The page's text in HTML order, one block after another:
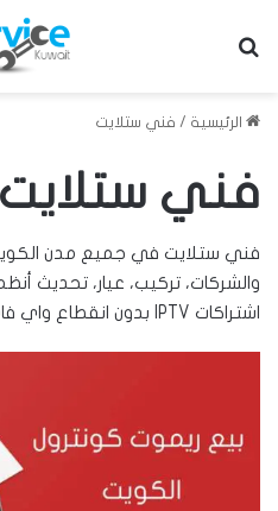
الرئيسية / فني ستلايت
فني ستلايت
والشركات، تركيب، عيار، تحديث
اشتراكات IPTV بدون انقطاع واي فاي، للاتصال: 97200208